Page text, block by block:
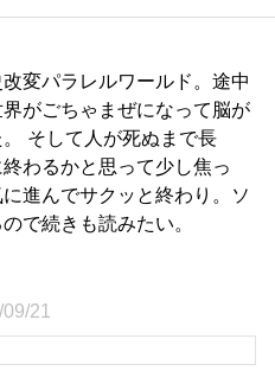
変パラレルワールド。途中
がごちゃまぜになって脳が
そして人が死ぬまで長
わるかと思って少し焦っ
進んでサクッと終わり。ソ
で続きも読みたい。
21